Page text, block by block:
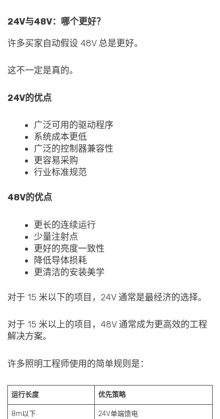
24V与48V：哪个更好？
许多买家自动假设 48V 总是更好。
这不一定是真的。
24V的优点
广泛可用的驱动程序
系统成本更低
广泛的控制器兼容性
更容易采购
行业标准规范
48V的优点
更长的连续运行
少量注射点
更好的亮度一致性
降低导体损耗
更清洁的安装美学
对于 15 米以下的项目，24V 通常是最经济的选择。
对于 15 米以上的项目，48V 通常成为更高效的工程
解决方案。
许多照明工程师使用的简单规则是：
运行长度 优先策略
8m以下 24V单端馈电